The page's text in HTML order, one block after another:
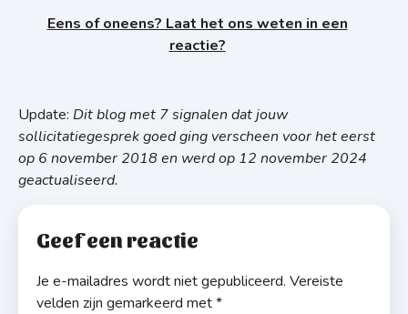
Eens of oneens? Laat het ons weten in een
reactie?
Update: Dit blog met 7 signalen dat jouw
sollicitatiegesprek goed ging verscheen voor het eerst
op 6 november 2018 en werd op 12 november 2024
geactualiseerd.
Geef een reactie
Je e-mailadres wordt niet gepubliceerd. Vereiste
velden zijn gemarkeerd met*